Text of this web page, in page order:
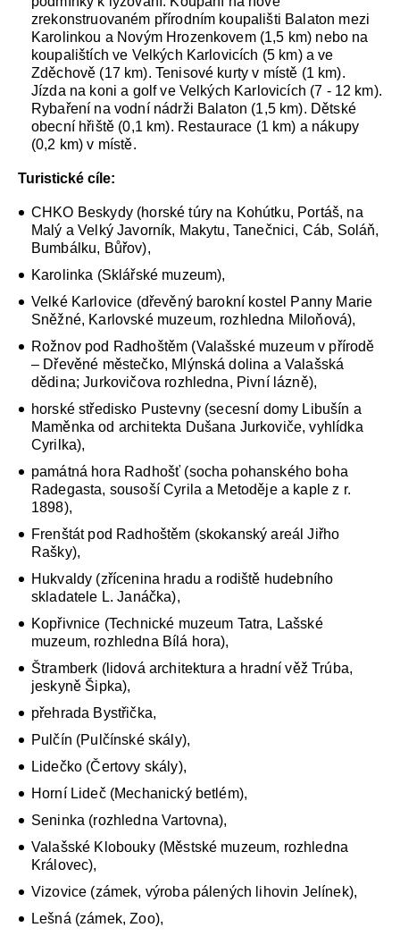
zrekonstruovaném přírodním koupališti Balaton mezi
Karolinkou a Novým Hrozenkovem (1,5 km) nebo na
koupalištích ve Velkých Karlovicích (5 km) a ve
Zděchově (17 km). Tenisové kurty v místě (1 km).
Jízda na koni a golf ve Velkých Karlovicích (7 - 12 km).
Rybaření na vodní nádrži Balaton (1,5 km). Dětské
obecní hřiště (0,1 km). Restaurace (1 km) a nákupy
(0,2 km) v místě.
Turistické cíle:
CHKO Beskydy (horské túry na Kohútku, Portáš, na
Malý a Velký Javorník, Makytu, Tanečnici, Cáb, Soláň,
Bumbálku, Bůřov),
Karolinka (Sklářské muzeum),
Velké Karlovice (dřevěný barokní kostel Panny Marie
Sněžné, Karlovské muzeum, rozhledna Miloňová),
Rožnov pod Radhoštěm (Valašské muzeum v přírodě
– Dřevěné městečko, Mlýnská dolina a Valašská
dědina; Jurkovičova rozhledna, Pivní lázně),
horské středisko Pustevny (secesní domy Libušín a
Maměnka od architekta Dušana Jurkoviče, vyhlídka
Cyrilka),
památná hora Radhošť (socha pohanského boha
Radegasta, sousoší Cyrila a Metoděje a kaple z r.
1898),
Frenštát pod Radhoštěm (skokanský areál Jiřho
Rašky),
Hukvaldy (zřícenina hradu a rodiště hudebního
skladatele L. Janáčka),
Kopřivnice (Technické muzeum Tatra, Lašské
muzeum, rozhledna Bílá hora),
Štramberk (lidová architektura a hradní věž Trúba,
jeskyně Šipka),
přehrada Bystřička,
Pulčín (Pulčínské skály),
Lidečko (Čertovy skály),
Horní Lideč (Mechanický betlém),
Seninka (rozhledna Vartovna),
Valašské Klobouky (Městské muzeum, rozhledna
Královec),
Vizovice (zámek, výroba pálených lihovin Jelínek),
Lešná (zámek, Zoo),